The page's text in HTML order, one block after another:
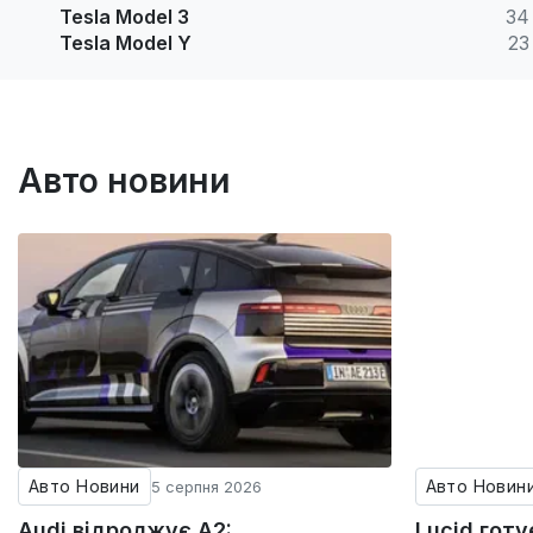
Tesla Model 3
34
Tesla Model Y
23
Авто новини
Авто Новини 5 серпня 2026 Авто